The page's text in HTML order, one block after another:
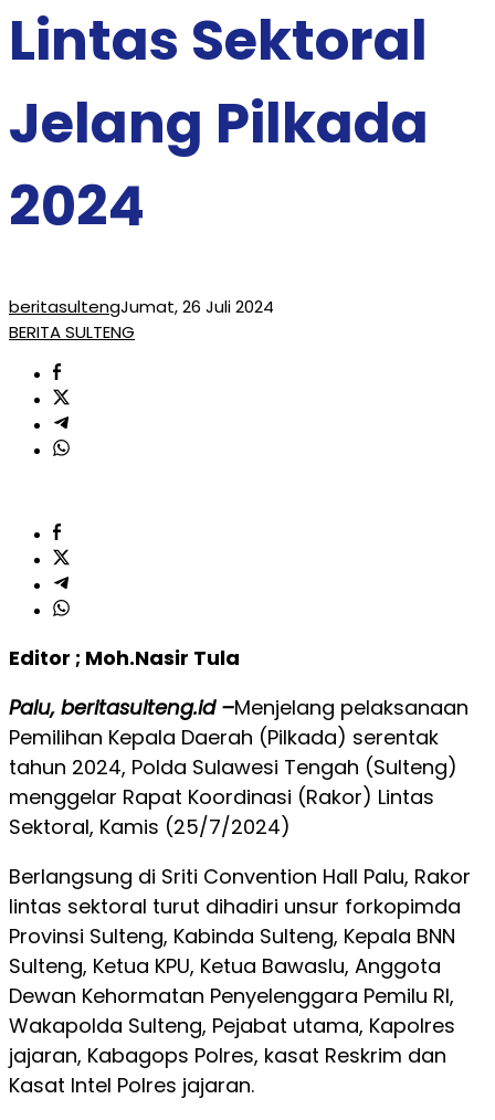
Lintas Sektoral
Jelang Pilkada
2024
beritasultengJumat, 26 Juli 2024
BERITA SULTENG
Editor ; Moh.Nasir Tula
Palu, beritasulteng.id –Menjelang pelaksanaan
Pemilihan Kepala Daerah (Pilkada) serentak
tahun 2024, Polda Sulawesi Tengah (Sulteng)
menggelar Rapat Koordinasi (Rakor) Lintas
Sektoral, Kamis (25/7/2024)
Berlangsung di Sriti Convention Hall Palu, Rakor
lintas sektoral turut dihadiri unsur forkopimda
Provinsi Sulteng, Kabinda Sulteng, Kepala BNN
Sulteng, Ketua KPU, Ketua Bawaslu, Anggota
Dewan Kehormatan Penyelenggara Pemilu RI,
Wakapolda Sulteng, Pejabat utama, Kapolres
jajaran, Kabagops Polres, kasat Reskrim dan
Kasat Intel Polres jajaran.